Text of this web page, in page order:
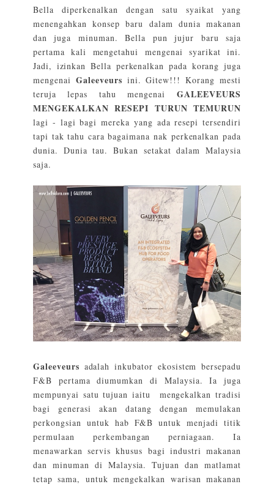
Bella diperkenalkan dengan satu syaikat yang
menengahkan konsep baru dalam dunia makanan
dan juga minuman. Bella pun jujur baru saja
pertama kali mengetahui mengenai syarikat ini.
Jadi, izinkan Bella perkenalkan pada korang juga
mengenai Galeeveurs ini. Gitew!!! Korang mesti
teruja lepas tahu mengenaiGALEEVEURS
MENGEKALKAN RESEPI TURUN TEMURUN
lagi - lagi bagi mereka yang ada resepi tersendiri
tapi tak tahu cara bagaimana nak perkenalkan pada
dunia. Dunia tau. Bukan setakat dalam Malaysia
saja.
Galeeveurs adalah inkubator ekosistem bersepadu
F&B pertama diumumkan di Malaysia. Ia juga
mempunyai satu tujuan iaitu mengekalkan tradisi
bagi generasi akan datang dengan memulakan
perkongsian untuk hab F&B untuk menjadi titik
permulaan perkembangan perniagaan. Ia
menawarkan servis khusus bagi industri makanan
dan minuman di Malaysia. Tujuan dan matlamat
tetap sama, untuk mengekalkan warisan makanan